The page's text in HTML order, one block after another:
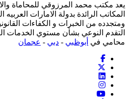
يعد مكتب محمد المرزوقي للمحاماة
المكاتب الرائدة بدولة الامارات
ومتجدده من الخبرات و الكفاءات
التقدم النوعي بشأن مستوي الخدمات
محامي في أبوظبي - دبي - عجمان